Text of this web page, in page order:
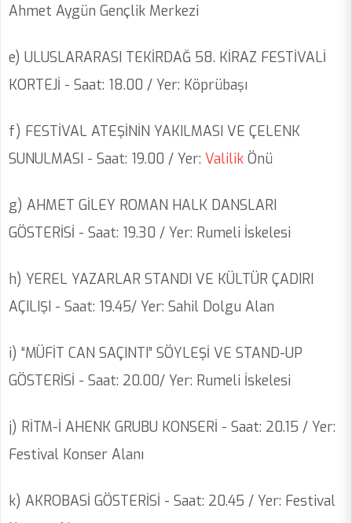
Ahmet Aygün Gençlik Merkezi
e) ULUSLARARASI TEKİRDAĞ 58. KİRAZ FESTİVALİ
KORTEJİ - Saat: 18.00 / Yer: Köprübaşı
f) FESTİVAL ATEŞİNİN YAKILMASI VE ÇELENK
SUNULMASI - Saat: 19.00 / Yer: Valilik Önü
g) AHMET GİLEY ROMAN HALK DANSLARI
GÖSTERİSİ - Saat: 19.30 / Yer: Rumeli İskelesi
h) YEREL YAZARLAR STANDI VE KÜLTÜR ÇADIRI
AÇILIŞI - Saat: 19.45/ Yer: Sahil Dolgu Alan
i) “MÜFİT CAN SAÇINTI” SÖYLEŞİ VE STAND-UP
GÖSTERİSİ - Saat: 20.00/ Yer: Rumeli İskelesi
j) RİTM-İ AHENK GRUBU KONSERİ - Saat: 20.15 / Yer:
Festival Konser Alanı
k) AKROBASİ GÖSTERİSİ - Saat: 20.45 / Yer: Festival